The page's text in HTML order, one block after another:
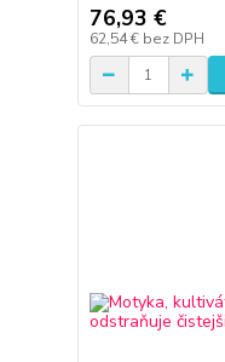
76,93 €
62,54 € bez DPH